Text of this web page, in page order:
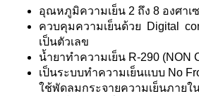
อุณหภูมิความเย็น 2 ถึง 8 องศาเ
ควบคุมความเย็นด้วย Digital
เป็นตัวเลข
น้ำยาทำความเย็น R-290 (NON
เป็นระบบทำความเย็นแบบ No
ใช้พัดลมกระจายความเย็นภายใ